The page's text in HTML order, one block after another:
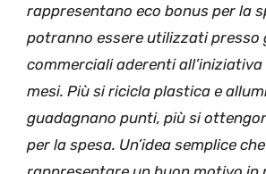
rappresentano eco bonus per la
potranno essere utilizzati presso
commerciali aderenti all’iniziativa
mesi. Più si ricicla plastica e
guadagnano punti, più si
per la spesa. Un’idea semplice